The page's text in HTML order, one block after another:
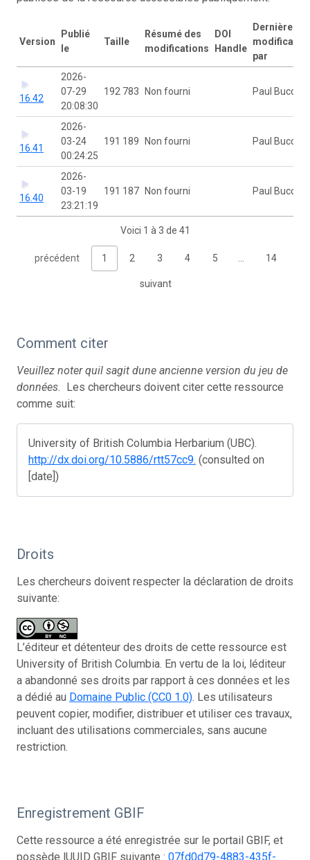
Version
Publié
le
Taille
Résumé des
modifications
DOI
Handle
Dernière
par
16.42
2026-
07-29
20:08:30
192 783 Non fourni Paul Bucci
16.41
2026-
03-24
00:24:25
191 189 Non fourni Paul Bucci
16.40
2026-
03-19
23:21:19
191 187 Non fourni Paul Bucci
Voici 1 à 3 de 41
précédent 1 2 3 4 5 14
suivant
Comment citer
Veuillez noter quil sagit dune ancienne version du jeu de
données. Les chercheurs doivent citer cette ressource
comme suit:
University of British Columbia Herbarium (UBC).
http://dx.doi.org/10.5886/rtt57cc9. (consulted on
[date])
Droits
Les chercheurs doivent respecter la déclaration de droits
suivante:
L’éditeur et détenteur des droits de cette ressource est
University of British Columbia. En vertu de la loi, léditeur
a abandonné ses droits par rapport à ces données et les
a dédié au Domaine Public (CC0 1.0). Les utilisateurs
peuvent copier, modifier, distribuer et utiliser ces travaux,
incluant des utilisations commerciales, sans aucune
restriction.
Enregistrement GBIF
Cette ressource a été enregistrée sur le portail GBIF, et
possède lUUID GBIF suivante : 07fd0d79-4883-435f-